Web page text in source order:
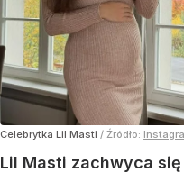
Celebrytka Lil Masti / Źródło:
Lil Masti zachwyca